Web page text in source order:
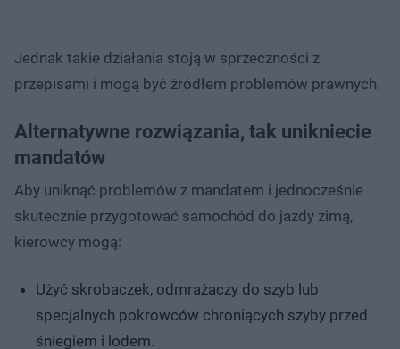
Jednak takie działania stoją w sprzeczności z
przepisami i mogą być źródłem problemów prawnych.
Alternatywne rozwiązania, tak unikniecie
mandatów
Aby uniknąć problemów z mandatem i jednocześnie
skutecznie przygotować samochód do jazdy zimą,
kierowcy mogą:
Użyć skrobaczek, odmrażaczy do szyb lub
specjalnych pokrowców chroniących szyby przed
śniegiem i lodem.